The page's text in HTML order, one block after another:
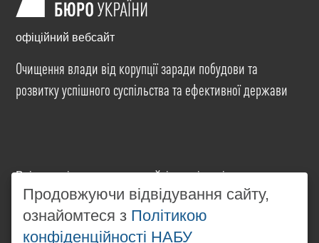
офіційний вебсайт
Очищення влади від корупції заради побудови та
розвитку успішного суспільства та ефективної держави
Всі матеріали на цьому сайті розміщені на умовах
ліцензіїCreative Commons Attribution-NonCommercial-
NoDerivatives 4.0 International. Використання будь-
яких матеріалів, розміщених на сайті, дозволяється
за умови посилання наwww.nabu.gov.ua
Продовжуючи відвідування сайту,
ознайомтеся з Політикою
конфіденційності НАБУ